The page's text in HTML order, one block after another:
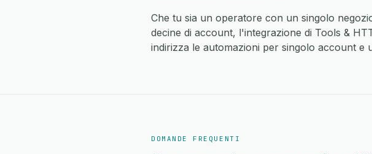
Che tu sia un operatore con un singolo
decine di account, l'integrazione di Tools &
indirizza le automazioni per singolo account e
DOMANDE FREQUENTI